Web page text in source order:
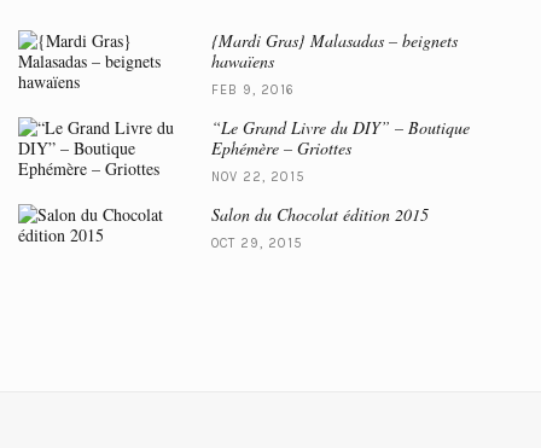
{Mardi Gras} Malasadas – beignets
hawaïens
FEB 9, 2016
“Le Grand Livre du DIY” – Boutique
Ephémère – Griottes
NOV 22, 2015
Salon du Chocolat édition 2015
OCT 29, 2015